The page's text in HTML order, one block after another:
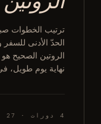
ترتيب الخطوات
الحدّ الأدنى للسفر
الروتين الصحيح
نهاية يوم طويل،
4 دورات · 27 تسلسلاً